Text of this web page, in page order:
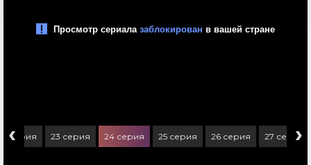
‹
серия 23 серия 24 серия 25 серия 26 серия 27 серия
›